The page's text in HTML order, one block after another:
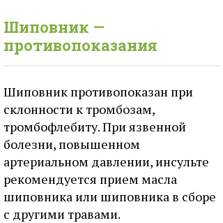
Шиповник —
противопоказания
Шиповник противопоказан при
склонности к тромбозам,
тромбофлебиту. При язвенной
болезни, повышенном
артериальном давлении, инсульте
рекомендуется прием масла
шиповника или шиповника в сборе
с другими травами.